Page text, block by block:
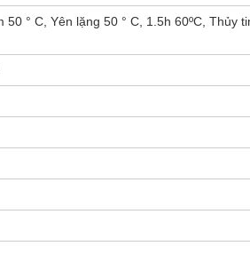
° C, Yên lặng 50 ° C, 1.5h 60ºC, Thủy